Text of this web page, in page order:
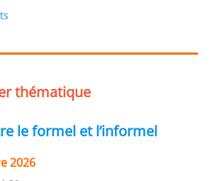
thématique
le formel et l’informel
2026